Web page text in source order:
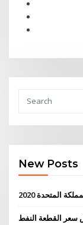
New Posts
المتحدة 2020
سعر القطعة النفط